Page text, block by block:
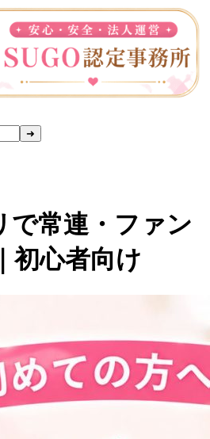
➜
で常連・ファン
初心者向け